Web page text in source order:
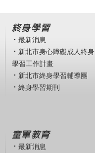
終身學習
最新消息
新北市身心障礙成人終身
學習工作計畫
新北市終身學習輔導團
終身學習期刊
童軍教育
最新消息